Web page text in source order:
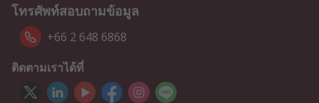
โทรศัพท์สอบถามข้อมูล
+66 2 648 6868
ติดตามเราได้ที่